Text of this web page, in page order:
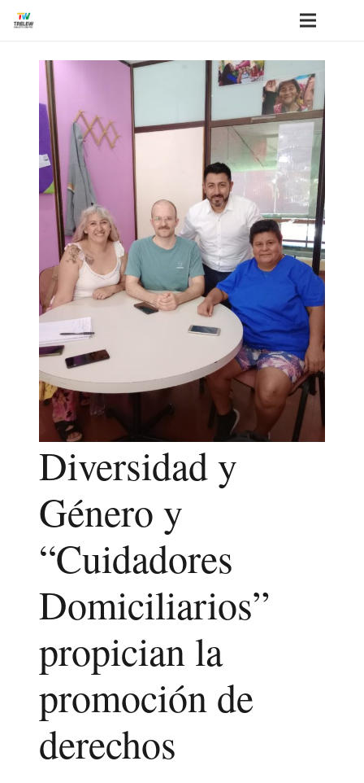
Diversidad y
Género y
“Cuidadores
Domiciliarios”
propician la
promoción de
derechos